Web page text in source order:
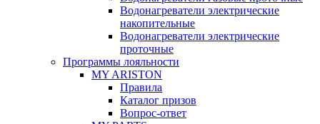
Водонагреватели электрические
накопительные
Водонагреватели электрические
проточные
Программы лояльности
MY ARISTON
Правила
Каталог призов
Вопрос-ответ